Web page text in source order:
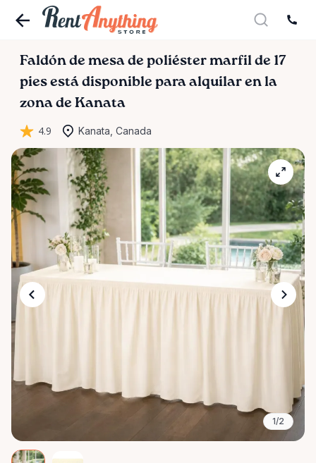
Faldón de mesa de poliéster marfil de 17
pies está disponible para alquilar en la
zona de Kanata
4.9 Kanata, Canada
1/2